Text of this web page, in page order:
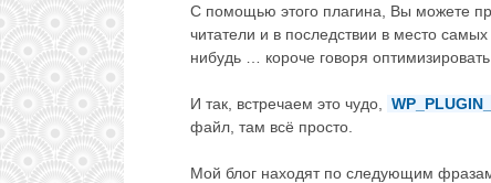
С помощью этого плагина, Вы можете
читатели и в последствии в место
нибудь … короче говоря
И так, встречаем это чудо,
файл, там всё просто.
Мой блог находят по следующим